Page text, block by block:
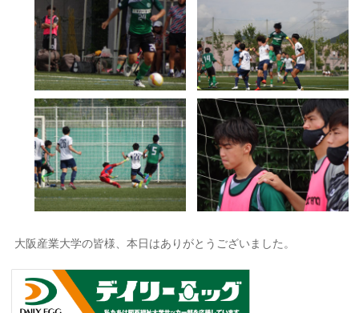
大阪産業大学の皆様、本日はありがとうございました。